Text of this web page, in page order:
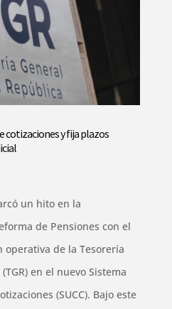
cotizaciones y fija plazos
un hito en la
de Pensiones con el
de la Tesorería
en el nuevo Sistema
(SUCC). Bajo este